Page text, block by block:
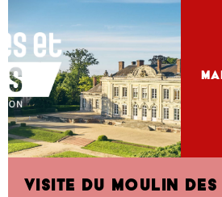
VISITE DU MOULIN DES